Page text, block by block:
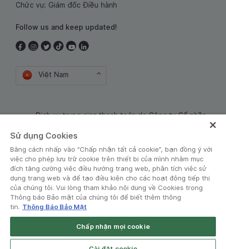
Chức vụ: Giám đốc Điều hành
Follow us and keep updated!
Việt Nam
Dịch vụ trung gian thanh toán do Công ty Cổ phần
Điều khoản và Chính sách
© Grab 2010 - 2026
Grab for Android
Open App
Sử dụng Cookies
Bằng cách nhấp vào “Chấp nhận tất cả cookie”, bạn đồng ý với
việc cho phép lưu trữ cookie trên thiết bị của mình nhằm mục
đích tăng cường việc điều hướng trang web, phân tích việc sử
dụng trang web và để tạo điều kiện cho các hoạt động tiếp thị
của chúng tôi. Vui lòng tham khảo nội dung về Cookies trong
Thông báo Bảo mật của chúng tôi để biết thêm thông
tin. Thông Báo Bảo Mật
Chấp nhận mọi cookie